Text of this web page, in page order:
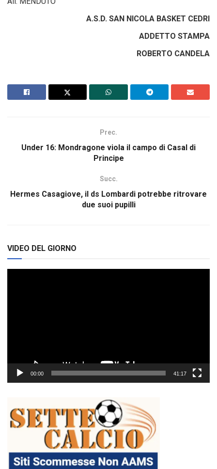
A.S.D. SAN NICOLA BASKET CEDRI
ADDETTO STAMPA
ROBERTO CANDELA
Prec.
Under 16: Mondragone viola il campo di Casal di
Principe
Succ.
Hermes Casagiove, il ds Lombardi potrebbe ritrovare
due suoi pupilli
VIDEO DEL GIORNO
00:00 41:17